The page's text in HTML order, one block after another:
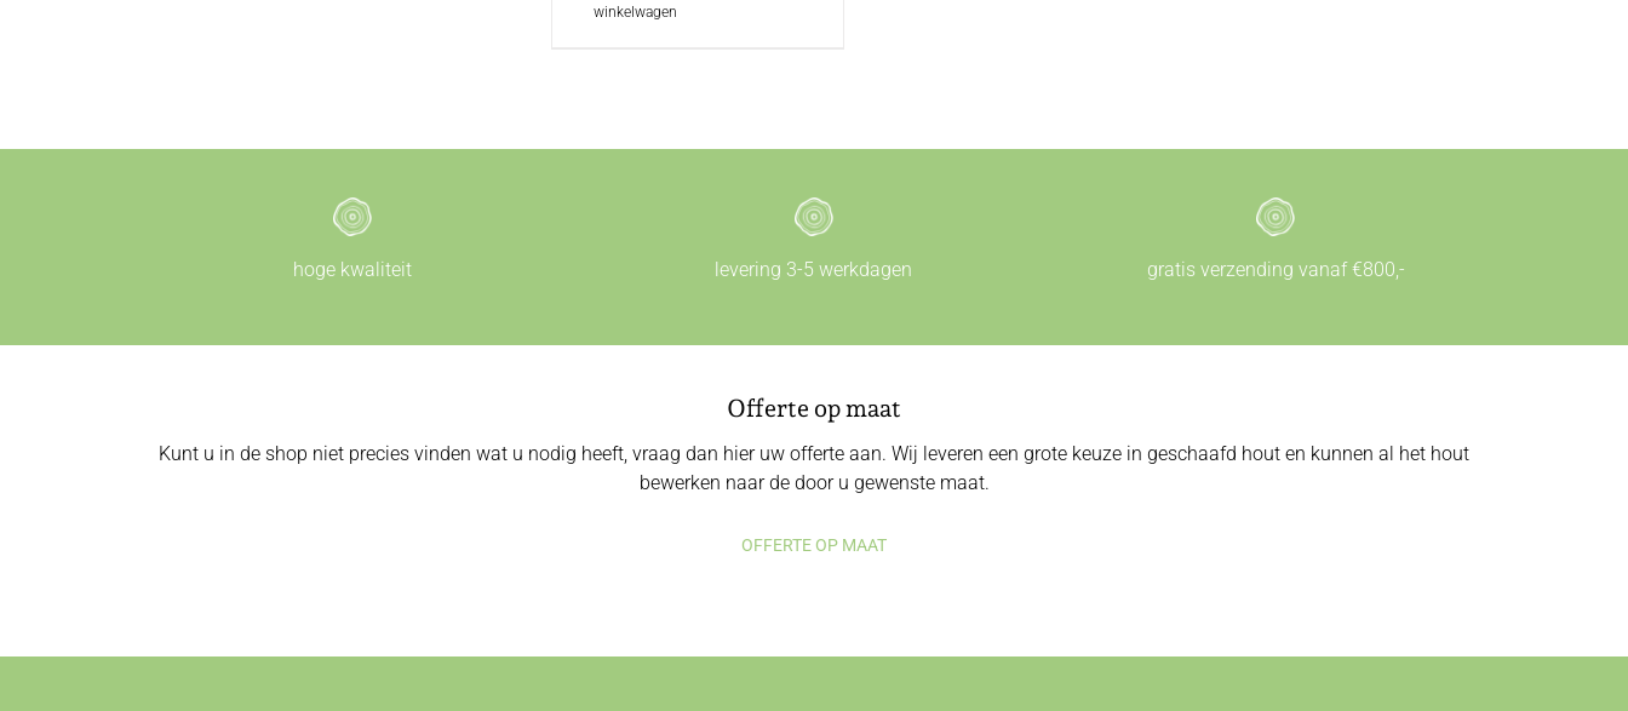
winkelwagen
hoge kwaliteit levering 3-5 werkdagen gratis verzending vanaf €800,-
Offerte op maat
Kunt u in de shop niet precies vinden wat u nodig heeft, vraag dan hier uw offerte aan. Wij leveren een grote keuze in geschaafd hout en kunnen al het hout
bewerken naar de door u gewenste maat.
OFFERTE OP MAAT